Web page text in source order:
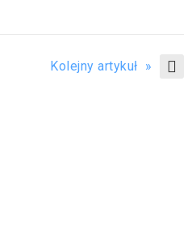
Kolejny artykuł »